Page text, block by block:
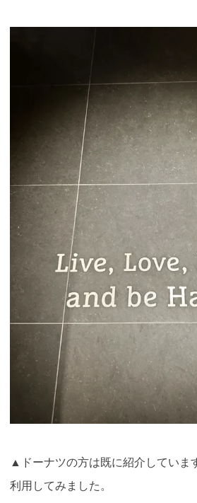
▲ドーナツの方は既に紹介していま
利用してみました。